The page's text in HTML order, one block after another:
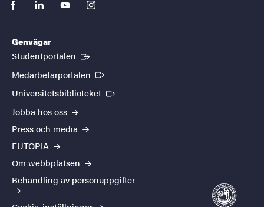
facebooklinkedinyoutubeinstagram
Genvägar
Studentportalen (Extern länk)
Medarbetarportalen (Extern länk)
Universitetsbiblioteket (Extern länk)
Jobba hos oss
Press och media
EUTOPIA
Om webbplatsen
Behandling av personuppgifter